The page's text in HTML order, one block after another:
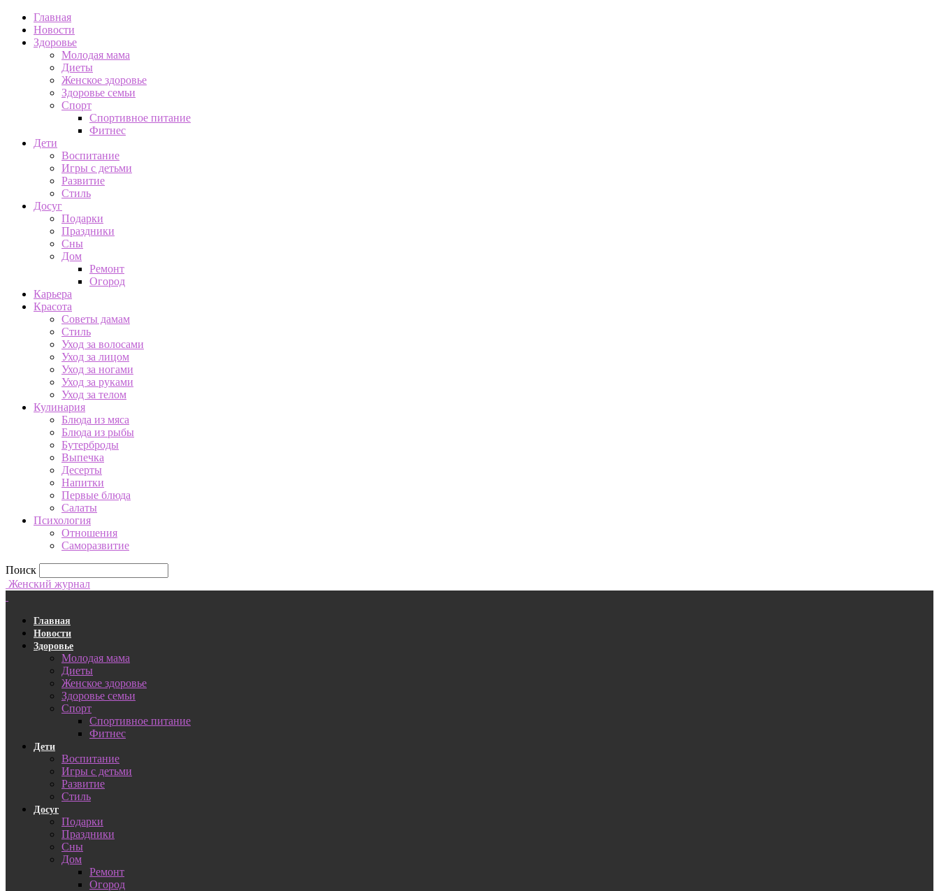
Главная
Новости
Здоровье
Молодая мама
Диеты
Женское здоровье
Здоровье семьи
Спорт
Спортивное питание
Фитнес
Дети
Воспитание
Игры с детьми
Развитие
Стиль
Досуг
Подарки
Праздники
Сны
Дом
Ремонт
Огород
Карьера
Красота
Советы дамам
Стиль
Уход за волосами
Уход за лицом
Уход за ногами
Уход за руками
Уход за телом
Кулинария
Блюда из мяса
Блюда из рыбы
Бутерброды
Выпечка
Десерты
Напитки
Первые блюда
Салаты
Психология
Отношения
Саморазвитие
Поиск
Женский журнал
Главная
Новости
Здоровье
Молодая мама
Диеты
Женское здоровье
Здоровье семьи
Спорт
Спортивное питание
Фитнес
Дети
Воспитание
Игры с детьми
Развитие
Стиль
Досуг
Подарки
Праздники
Сны
Дом
Ремонт
Огород